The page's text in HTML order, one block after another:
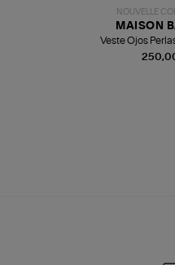
NOUVELLE
MAISON
Veste Ojos